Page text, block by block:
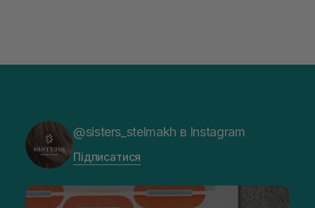
@sisters_stelmakh в Instagram
Підписатися